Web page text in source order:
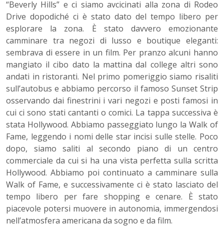
“Beverly Hills” e ci siamo avcicinati alla zona di Rodeo
Drive dopodiché ci è stato dato del tempo libero per
esplorare la zona. È stato davvero emozionante
camminare tra negozi di lusso e boutique eleganti:
sembrava di essere in un film. Per pranzo alcuni hanno
mangiato il cibo dato la mattina dal college altri sono
andati in ristoranti. Nel primo pomeriggio siamo risaliti
sull’autobus e abbiamo percorso il famoso Sunset Strip
osservando dai finestrini i vari negozi e posti famosi in
cui ci sono stati cantanti o comici. La tappa successiva è
stata Hollywood. Abbiamo passeggiato lungo la Walk of
Fame, leggendo i nomi delle star incisi sulle stelle. Poco
dopo, siamo saliti al secondo piano di un centro
commerciale da cui si ha una vista perfetta sulla scritta
Hollywood. Abbiamo poi continuato a camminare sulla
Walk of Fame, e successivamente ci è stato lasciato del
tempo libero per fare shopping e cenare. È stato
piacevole potersi muovere in autonomia, immergendosi
nell’atmosfera americana da sogno e da film.